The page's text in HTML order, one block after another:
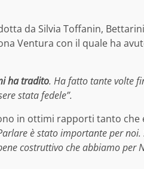
da Silvia Toffanin,
Ventura con il quale ha
ha tradito. Ha fatto tante volte
stata fedele”.
in ottimi rapporti tanto che
è stato importante per
costruttivo che abbiamo per